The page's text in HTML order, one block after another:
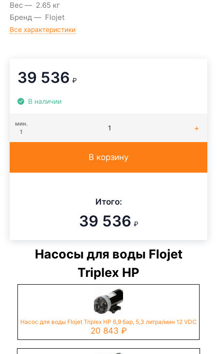
Вес
2.65 кг
Бренд
Flojet
Все характеристики
39 536 ₽
В наличии
мин.
1
В корзину
Итого:
39 536 ₽
Насосы для воды Flojet
Triplex HP
Насос для воды Flojet Triplex HP 6,9 бар, 5,3 литра/мин 12 VDC
20 843 ₽